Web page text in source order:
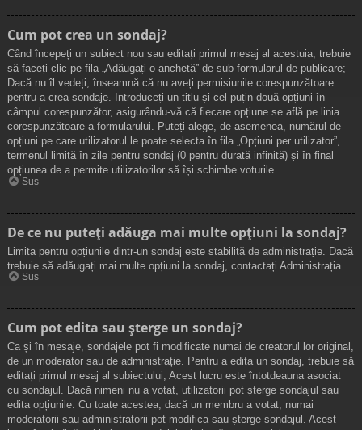
Cum pot crea un sondaj?
Când începeți un subiect nou sau editați primul mesaj al acestuia, trebuie
să faceți clic pe fila „Adăugați o anchetă” de sub formularul de publicare;
Dacă nu îl vedeți, înseamnă că nu aveți permisiunile corespunzătoare
pentru a crea sondaje. Introduceți un titlu și cel puțin două opțiuni în
câmpul corespunzător, asigurându-vă că fiecare opțiune se află pe linia
corespunzătoare a formularului. Puteți alege, de asemenea, numărul de
opțiuni pe care utilizatorul le poate selecta în fila „Opțiuni per utilizator”,
termenul limită în zile pentru sondaj (0 pentru durată infinită) și în final
opțiunea de a permite utilizatorilor să își schimbe voturile.
Sus
De ce nu puteți adăuga mai multe opțiuni la sondaj?
Limita pentru opțiunile dintr-un sondaj este stabilită de administrație. Dacă
trebuie să adăugați mai multe opțiuni la sondaj, contactați Administrația.
Sus
Cum pot edita sau șterge un sondaj?
Ca și în mesaje, sondajele pot fi modificate numai de creatorul lor original,
de un moderator sau de administrație. Pentru a edita un sondaj, trebuie să
editați primul mesaj al subiectului; Acest lucru este întotdeauna asociat
cu sondajul. Dacă nimeni nu a votat, utilizatorii pot șterge sondajul sau
edita opțiunile. Cu toate acestea, dacă un membru a votat, numai
moderatorii sau administratorii pot modifica sau șterge sondajul. Acest